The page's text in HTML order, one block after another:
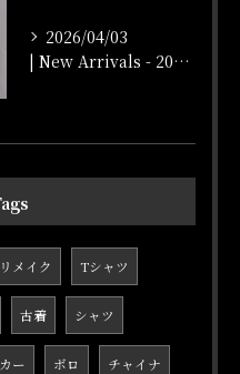
2026/04/03
| New Arrivals - 2026/4/3 |
リメイク Tシャツ
古着 シャツ
ー ボロ チャイナ